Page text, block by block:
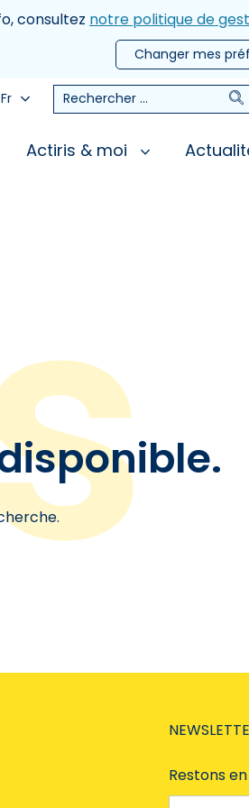
consultez notre politique de
Changer mes
Fr Rechercher
Actiris & moi
Restons